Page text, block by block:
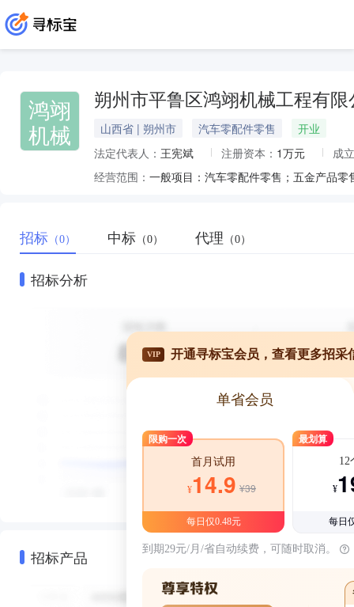
鸿翊
机械
朔州市平鲁区鸿翊机械工程有限
山西省 | 朔州市 汽车零配件零售
开业
法定代表人： 王宪斌 注册资本： 1万元
成
经营范围：
招标 （0） 中标 （0） 代理 （0）
招标分析
招标产品
VIP 开通寻标宝会员，查看更多招采
单省会员
限购一次
首月试用
¥14.9 ¥39
每日仅0.48元
最划算
12
¥
每日
到期29元/月/省自动续费，可随时取消。